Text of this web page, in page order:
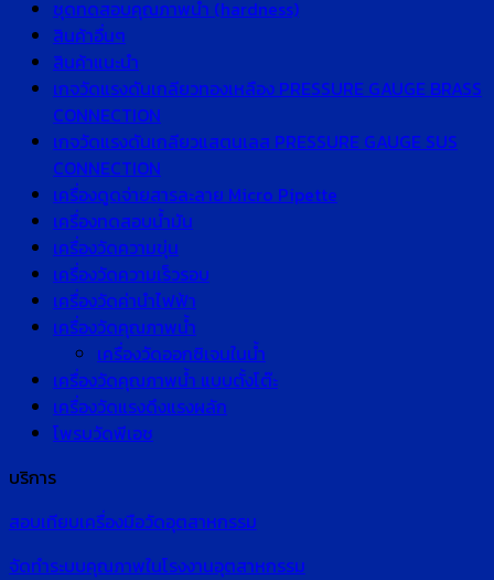
ชุดทดสอบคุณภาพน้ำ (hardness)
สินค้าอื่นๆ
สินค้าแนะนำ
เกจวัดแรงดันเกลียวทองเหลือง PRESSURE GAUGE BRASS
CONNECTION
เกจวัดแรงดันเกลียวแสตนเลส PRESSURE GAUGE SUS
CONNECTION
เครื่องดูดจ่ายสารละลาย Micro Pipette
เครื่องทดสอบน้ำมัน
เครื่องวัดความขุ่น
เครื่องวัดความเร็วรอบ
เครื่องวัดค่านำไฟฟ้า
เครื่องวัดคุณภาพน้ำ
เครื่องวัดออกซิเจนในน้ำ
เครื่องวัดคุณภาพน้ำ แบบตั้งโต๊ะ
เครื่องวัดแรงดึงแรงผลัก
โพรบวัดพีเอช
บริการ
สอบเทียบเครื่องมือวัดอุตสาหกรรม
จัดทำระบบคุณภาพในโรงงานอุตสาหกรรม